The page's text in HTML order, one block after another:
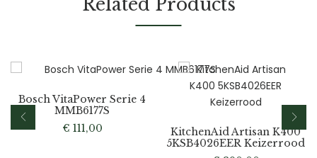
Related Products
Bosch VitaPower Serie 4
MMB6177S
€ 111,00
KitchenAid Artisan K400
5KSB4026EER Keizerrood